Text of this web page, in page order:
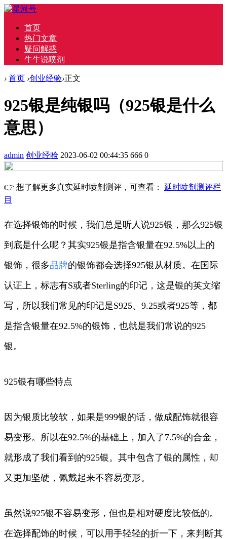
首页
热门文章
疑问解惑
牛牛说喷剂
› 首页 ›创业经验›正文
925银是纯银吗（925银是什么
意思）
admin 创业经验 2023-06-02 00:44:35 666 0
👉 想了解更多真实延时喷剂测评，可查看： 延时喷剂测评栏
目
在选择银饰的时候，我们总是听人说925银，那么925银
到底是什么呢？其实925银是指含银量在92.5%以上的
银饰，很多品牌的银饰都会选择925银从材质。在国际
认证上，标志有S或者Sterling的印记，这是银的英文缩
写，所以我们常见的印记是S925、9.25或者925等，都
是指含银量在92.5%的银饰，也就是我们常说的925
银。
925银有哪些特点
因为银质比较软，如果是999银的话，做成配饰就很容
易变形。所以在92.5%的基础上，加入了7.5%的合金，
就形成了我们看到的925银。其中包含了银的属性，却
又更加坚硬，佩戴起来不容易变形。
虽然说925银不容易变形，但也是相对硬度比较低的。
在选择配饰的时候，可以用手轻轻的折一下，来判断其